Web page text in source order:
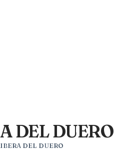
DEL DUERO
DEL DUERO